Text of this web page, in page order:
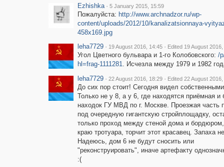
Ezhishka · 5 January 2015, 15:59
Пожалуйста: http://www.archnadzor.ru/wp-
content/uploads/2012/10/kanalizatsionnaya-
458x169.jpg
leha7729 · 19 August 2016, 14:45 · Edited 19 August
Угол Цветного бульвара и 1-го Колобовского: /
hl=frag-1111281. Исчезла между 1979 и 1982
leha7729 · 22 August 2016, 18:29 · Edited 22 August
До сих пор стоит! Сегодня видел
Только не у 8, а у 6, где находятся приёмная и
находок ГУ МВД по г. Москве. Проезжая часть
под очередную гигантскую стройплощадку,
только проход между стеной дома и
краю тротуара, торчит этот красавец. Запаха
Надеюсь, дом 6 не будут сносить или
"реконструировать", иначе артефакту
:(